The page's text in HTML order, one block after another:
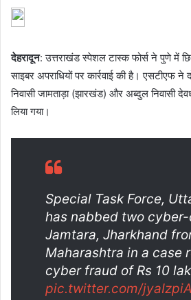
देहरादून: उत्तराखंड स्पेशल टास्क फोर्स ने पुणे में
साइबर अपराधियों पर कार्रवाई की है। एसटीएफ ने
निवासी जामताड़ा (झारखंड) और अब्दुल निवासी
लिया गया।
Special Task Force,
has nabbed two
Jamtara, Jharkhand
Maharashtra in a case
cyber fraud of Rs 10
pic.twitter.com/